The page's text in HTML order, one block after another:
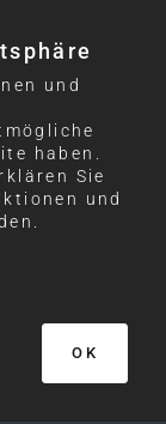
und
haben.
Sie
und
OK